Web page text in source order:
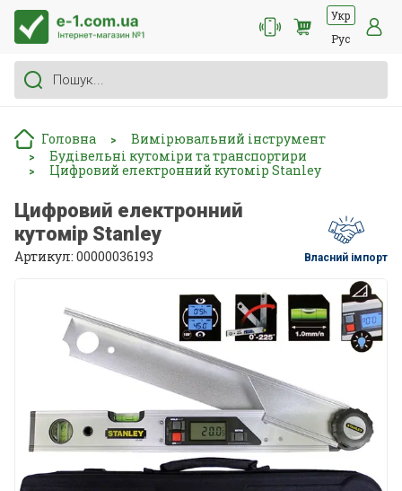
Укр
Рус
Головна > Вимірювальний інструмент
> Будівельні кутоміри та транспортири
> Цифровий електронний кутомір Stanley
Цифровий електронний
кутомір Stanley
Артикул: 00000036193 Власний імпорт